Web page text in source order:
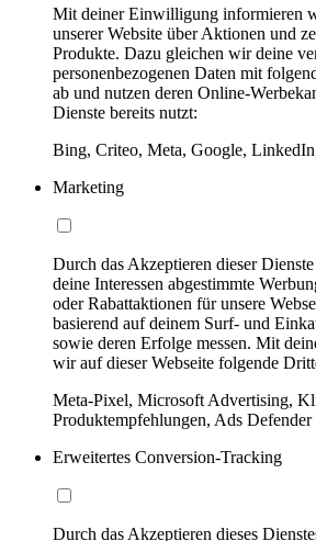
Mit deiner Einwilligung informieren
unserer Website über Aktionen und
Produkte. Dazu gleichen wir deine
personenbezogenen Daten mit
ab und nutzen deren Online-
Dienste bereits nutzt:
Bing, Criteo, Meta, Google,
Marketing
Durch das Akzeptieren dieser
deine Interessen abgestimmte
oder Rabattaktionen für unsere
basierend auf deinem Surf- und
sowie deren Erfolge messen. Mit
wir auf dieser Webseite folgende
Meta-Pixel, Microsoft Advertising,
Produktempfehlungen, Ads Defender
Erweitertes Conversion-Tracking
Durch das Akzeptieren dieses